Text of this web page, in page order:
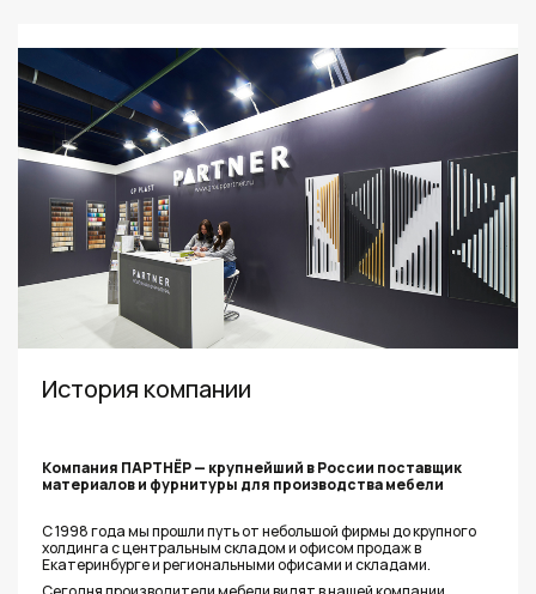
История компании
Компания ПАРТНЁР — крупнейший в России поставщик
материалов и фурнитуры для производства мебели
С 1998 года мы прошли путь от небольшой фирмы до крупного
холдинга с центральным складом и офисом продаж в
Екатеринбурге и региональными офисами и складами.